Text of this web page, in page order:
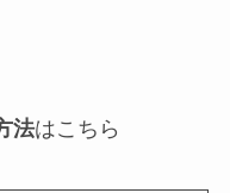
法はこちら